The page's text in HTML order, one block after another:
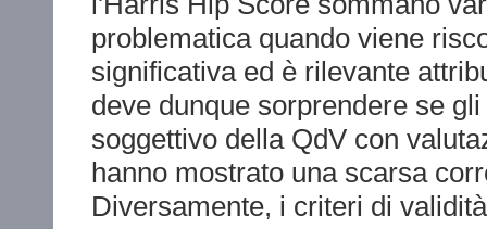
problematica quando viene
significativa ed è rilevante
deve dunque sorprendere se
soggettivo della QdV con
hanno mostrato una scarsa
Diversamente, i criteri di